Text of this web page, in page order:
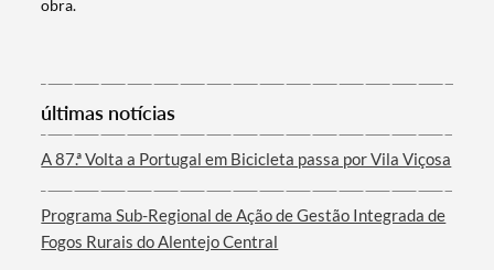
obra.
últimas notícias
A 87.ª Volta a Portugal em Bicicleta passa por Vila Viçosa
Programa Sub-Regional de Ação de Gestão Integrada de
Fogos Rurais do Alentejo Central